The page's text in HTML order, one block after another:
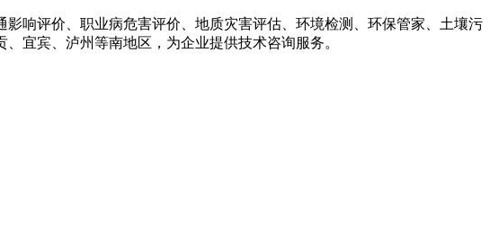
响评价、职业病危害评价、地质灾害评估、环境检测、环保管家、土壤污
宜宾、泸州等南地区，为企业提供技术咨询服务。